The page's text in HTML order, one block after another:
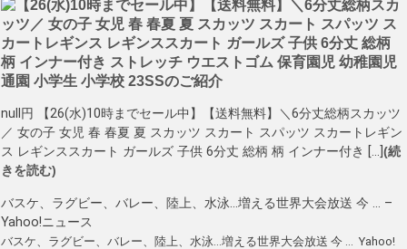
null円 【26(水)10時までセール中】【送料無料】＼6分丈総柄スカッツ
／ 女の子 女児 春 春夏 夏 スカッツ スカート スパッツ スカートレギン
ス レギンススカート ガールズ 子供 6分丈 総柄 柄 インナー付き […] (続
きを読む)
バスケ、ラグビー、バレー、陸上、水泳…増える世界大会放送 今 … –
Yahoo!ニュース
バスケ、ラグビー、バレー、陸上、水泳…増える世界大会放送 今 … Yahoo!